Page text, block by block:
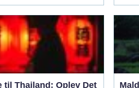
til Thailand: Oplev Det